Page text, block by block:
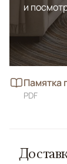
и
Памятка
PDF